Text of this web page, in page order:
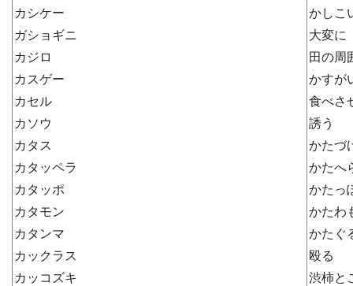
カシケー
かしこ
ガショギニ
大変に
カジロ
田の周
カスゲー
かすが
カセル
食べさ
カソウ
誘う
カタス
かたづ
カタッペラ
かたへ
カタッポ
かたっ
カタモン
かたわ
カタンマ
かたぐ
カックラス
殴る
カッコズキ
渋柿と